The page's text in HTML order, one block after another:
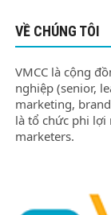
VỀ CHÚNG TÔI
VMCC là cộng
nghiệp (senior,
marketing,
là tổ chức phi lợi
marketers.